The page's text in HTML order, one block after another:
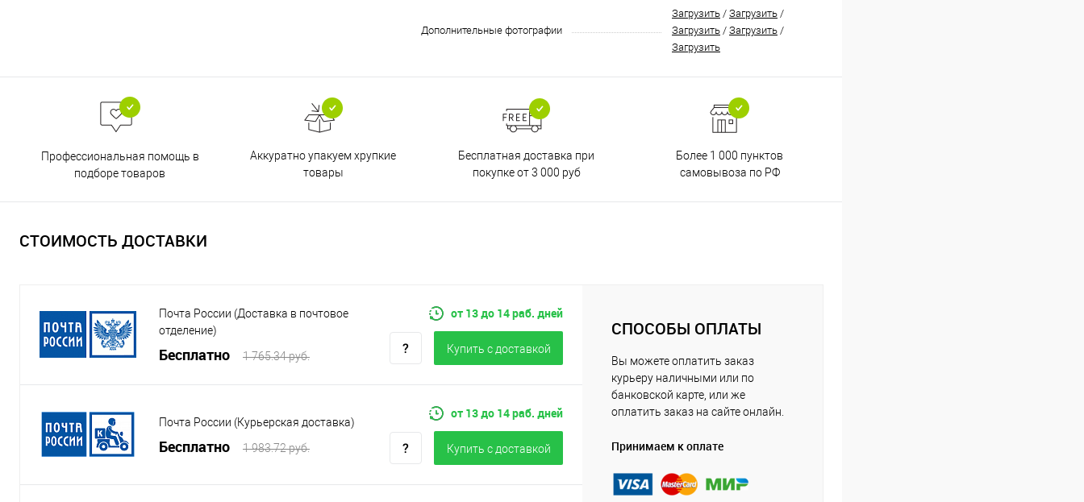
Дополнительные фотографии
Загрузить / Загрузить /
Загрузить / Загрузить /
Загрузить
Профессиональная помощь в
подборе товаров
Аккуратно упакуем хрупкие
товары
Бесплатная доставка при
покупке от 3 000 руб
Более 1 000 пунктов
самовывоза по РФ
СТОИМОСТЬ ДОСТАВКИ
Почта России (Доставка в почтовое
отделение)
Бесплатно 1 765.34 руб.
от 13 до 14 раб. дней
Купить c доставкой
Почта России (Курьерская доставка)
Бесплатно 1 983.72 руб.
от 13 до 14 раб. дней
Купить c доставкой
СПОСОБЫ ОПЛАТЫ
Вы можете оплатить заказ
курьеру наличными или по
банковской карте, или же
оплатить заказ на сайте онлайн.
Принимаем к оплате